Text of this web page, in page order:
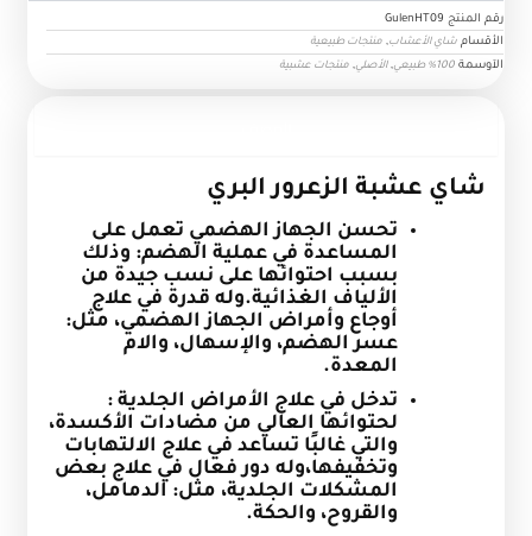
رقم المنتج GulenHT09
الأقسام شاي الأعشاب, منتجات طبيعية
الآوسمة 100% طبيعي ,الأصلي, منتجات عشبية
شاي عشبة الزعرور البري
تحسن الجهاز الهضمي تعمل على
المساعدة في عملية الهضم: وذلك
بسبب احتوائها على نسب جيدة من
الألياف الغذائية.وله قدرة في علاج
أوجاع وأمراض الجهاز الهضمي، مثل:
عسر الهضم، والإسهال، والام
المعدة.
تدخل في علاج الأمراض الجلدية :
لحتوائها العالي من مضادات الأكسدة،
والتي غالبًا تساعد في علاج الالتهابات
وتخفيفها،وله دور فعال في علاج بعض
المشكلات الجلدية، مثل: الدمامل،
والقروح، والحكة.